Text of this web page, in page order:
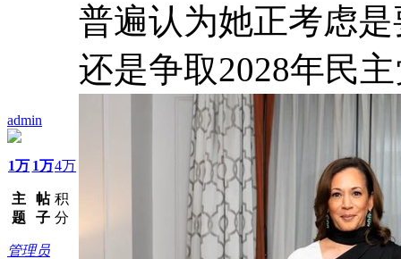
admin
1万
主
题
1万
帖
子
4万
积
分
管理员
普遍认为她正考虑
还是争取2028年民